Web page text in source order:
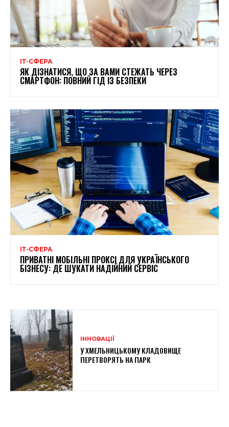
ІТ-СФЕРА
ЯК ДІЗНАТИСЯ, ЩО ЗА ВАМИ СТЕЖАТЬ ЧЕРЕЗ
СМАРТФОН: ПОВНИЙ ГІД ІЗ БЕЗПЕКИ
ІТ-СФЕРА
ПРИВАТНІ МОБІЛЬНІ ПРОКСІ ДЛЯ УКРАЇНСЬКОГО
БІЗНЕСУ: ДЕ ШУКАТИ НАДІЙНИЙ СЕРВІС
ІННОВАЦІЇ
У ХМЕЛЬНИЦЬКОМУ КЛАДОВИЩЕ
ПЕРЕТВОРЯТЬ НА ПАРК